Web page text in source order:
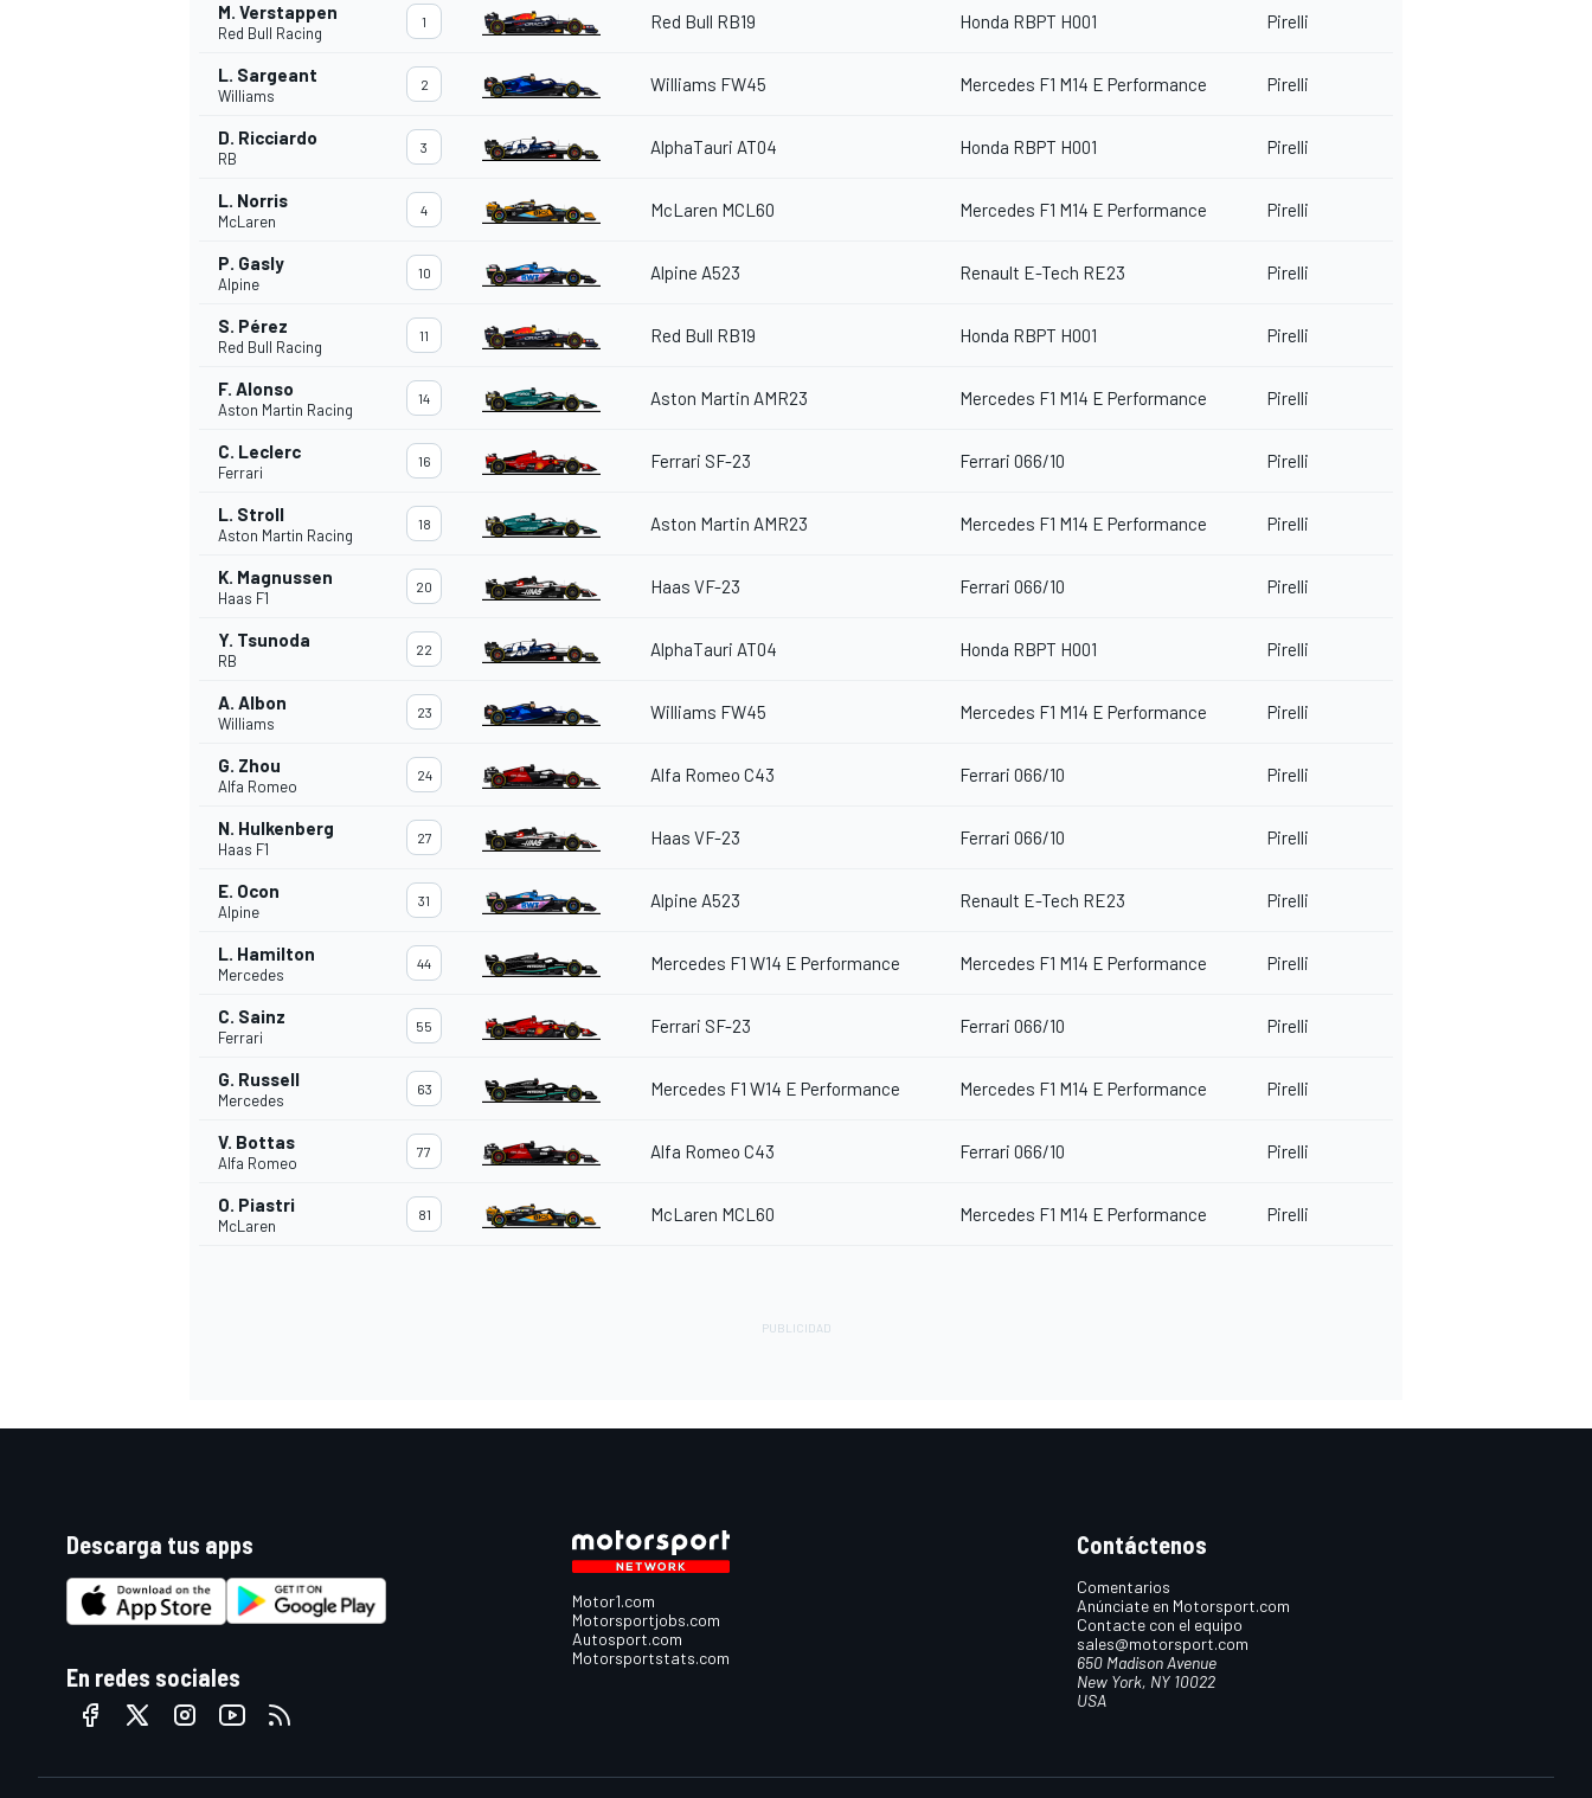
MOTOGP
NASCAR CUP
FÓRMULA E
M. Verstappen
Red Bull Racing
1 Red Bull RB19 Honda RBPT H001 Pirelli
L. Sargeant
Williams
2 Williams FW45 Mercedes F1 M14 E Performance Pirelli
D. Ricciardo
RB
3 AlphaTauri AT04 Honda RBPT H001 Pirelli
L. Norris
McLaren
4 McLaren MCL60 Mercedes F1 M14 E Performance Pirelli
P. Gasly
Alpine
10 Alpine A523 Renault E-Tech RE23 Pirelli
S. Pérez
Red Bull Racing
11 Red Bull RB19 Honda RBPT H001 Pirelli
F. Alonso
Aston Martin Racing
14 Aston Martin AMR23 Mercedes F1 M14 E Performance Pirelli
C. Leclerc
Ferrari
16 Ferrari SF-23 Ferrari 066/10 Pirelli
L. Stroll
Aston Martin Racing
18 Aston Martin AMR23 Mercedes F1 M14 E Performance Pirelli
K. Magnussen
Haas F1
20 Haas VF-23 Ferrari 066/10 Pirelli
Y. Tsunoda
RB
22 AlphaTauri AT04 Honda RBPT H001 Pirelli
A. Albon
Williams
23 Williams FW45 Mercedes F1 M14 E Performance Pirelli
G. Zhou
Alfa Romeo
24 Alfa Romeo C43 Ferrari 066/10 Pirelli
N. Hulkenberg
Haas F1
27 Haas VF-23 Ferrari 066/10 Pirelli
E. Ocon
Alpine
31 Alpine A523 Renault E-Tech RE23 Pirelli
L. Hamilton
Mercedes
44 Mercedes F1 W14 E Performance Mercedes F1 M14 E Performance Pirelli
C. Sainz
Ferrari
55 Ferrari SF-23 Ferrari 066/10 Pirelli
G. Russell
Mercedes
63 Mercedes F1 W14 E Performance Mercedes F1 M14 E Performance Pirelli
V. Bottas
Alfa Romeo
77 Alfa Romeo C43 Ferrari 066/10 Pirelli
O. Piastri
McLaren
81 McLaren MCL60 Mercedes F1 M14 E Performance Pirelli
Descarga tus apps
En redes sociales
Motor1.com
Motorsportjobs.com
Autosport.com
Motorsportstats.com
Contáctenos
Comentarios
Anúnciate en Motorsport.com
Contacte con el equipo
sales@motorsport.com
650 Madison Avenue
New York, NY 10022
USA